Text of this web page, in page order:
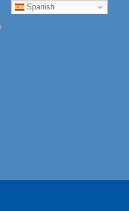
Spanish